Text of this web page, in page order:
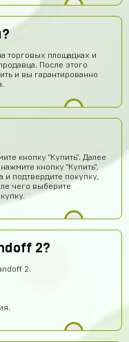
торговых площадках и
После этого
и вы гарантированно
кнопку "Купить". Далее
кнопку "Купить",
и подтвердите покупку,
чего выберите
2?
2.